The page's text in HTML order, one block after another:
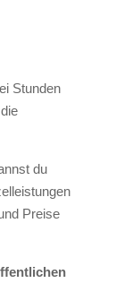
Stunden
du
Preise